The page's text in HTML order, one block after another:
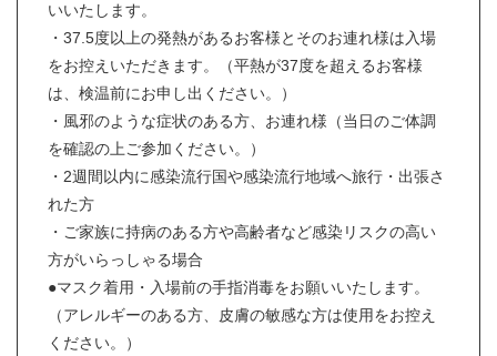
いいたします。
・37.5度以上の発熱があるお客様とそのお連れ様は入場
をお控えいただきます。（平熱が37度を超えるお客様
は、検温前にお申し出ください。）
・風邪のような症状のある方、お連れ様（当日のご体調
を確認の上ご参加ください。）
・2週間以内に感染流行国や感染流行地域へ旅行・出張さ
れた方
・ご家族に持病のある方や高齢者など感染リスクの高い
方がいらっしゃる場合
●マスク着用・入場前の手指消毒をお願いいたします。
（アレルギーのある方、皮膚の敏感な方は使用をお控え
ください。）